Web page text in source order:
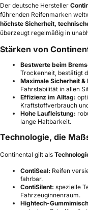
Der deutsche Hersteller
führenden Reifenmarken
höchste Sicherheit,
überzeugt regelmäßig in
Stärken von
Bestwerte beim
Trockenheit, bestätigt
Maximale Sicherheit &
Fahrstabilität in allen
Effizienz im Alltag:
Kraftstoffverbrauch
Hohe Laufleistung:
lange Haltbarkeit.
Technologie, die
Continental gilt als
ContiSeal: Reifen
fahrbar.
ContiSilent: spezielle
Fahrzeuginnenraum.
Hightech-